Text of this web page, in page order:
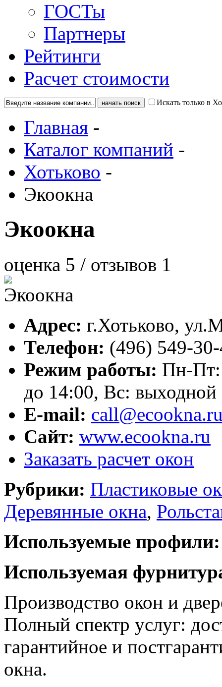
ГОСТы
Партнеры
Рейтинги
Расчет стоимости
Искать только в
Главная -
Каталог компаний -
Хотьково -
Экоокна
Экоокна
оценка 5 / отзывов 1
Адрес: г.Хотьково,
Телефон: (496) 549-
Режим работы: Пн-Пт:
до 14:00, Вс: выходной
E-mail:
Сайт: www.ecookna.ru
Заказать расчет окон
Рубрики: Пластиковые
Деревянные окна,
Используемые профили:
Используемая
Производство окон и
Полный спектр услуг:
гарантийное и
окна.